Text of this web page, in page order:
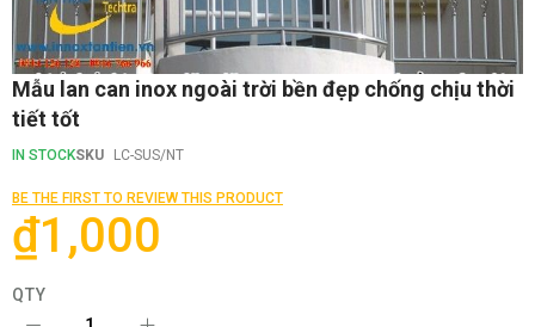
Skip
to
the
of
images
gallery
Mẫu lan can inox ngoài trời bền đẹp chống chịu thời
tiết tốt
IN STOCKSKU LC-SUS/NT
BE THE FIRST TO REVIEW THIS PRODUCT
₫1,000
QTY